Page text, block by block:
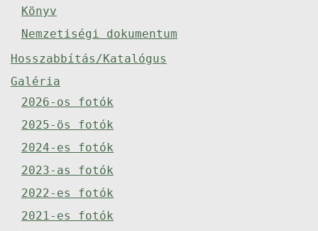
Könyv
Nemzetiségi dokumentum
Hosszabbítás/Katalógus
Galéria
2026-os fotók
2025-ös fotók
2024-es fotók
2023-as fotók
2022-es fotók
2021-es fotók